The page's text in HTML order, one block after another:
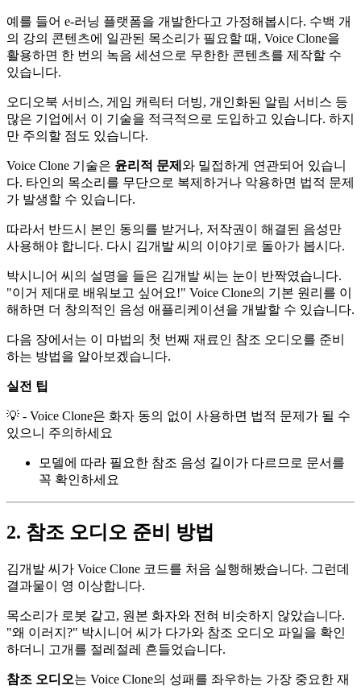
예를 들어 e-러닝 플랫폼을 개발한다고 가정해봅시다. 수백 개
의 강의 콘텐츠에 일관된 목소리가 필요할 때, Voice Clone을
활용하면 한 번의 녹음 세션으로 무한한 콘텐츠를 제작할 수
있습니다.
오디오북 서비스, 게임 캐릭터 더빙, 개인화된 알림 서비스 등
많은 기업에서 이 기술을 적극적으로 도입하고 있습니다. 하지
만 주의할 점도 있습니다.
Voice Clone 기술은 윤리적 문제 와 밀접하게 연관되어 있습니
다. 타인의 목소리를 무단으로 복제하거나 악용하면 법적 문제
가 발생할 수 있습니다.
따라서 반드시 본인 동의를 받거나, 저작권이 해결된 음성만
사용해야 합니다. 다시 김개발 씨의 이야기로 돌아가 봅시다.
박시니어 씨의 설명을 들은 김개발 씨는 눈이 반짝였습니다.
"이거 제대로 배워보고 싶어요!" Voice Clone의 기본 원리를 이
해하면 더 창의적인 음성 애플리케이션을 개발할 수 있습니다.
다음 장에서는 이 마법의 첫 번째 재료인 참조 오디오를 준비
하는 방법을 알아보겠습니다.
실전 팁
💡 - Voice Clone은 화자 동의 없이 사용하면 법적 문제가 될 수
있으니 주의하세요
모델에 따라 필요한 참조 음성 길이가 다르므로 문서를
꼭 확인하세요
2. 참조 오디오 준비 방법
김개발 씨가 Voice Clone 코드를 처음 실행해봤습니다. 그런데
결과물이 영 이상합니다.
목소리가 로봇 같고, 원본 화자와 전혀 비슷하지 않았습니다.
"왜 이러지?" 박시니어 씨가 다가와 참조 오디오 파일을 확인
하더니 고개를 절레절레 흔들었습니다.
참조 오디오는 Voice Clone의 성패를 좌우하는 가장 중요한 재